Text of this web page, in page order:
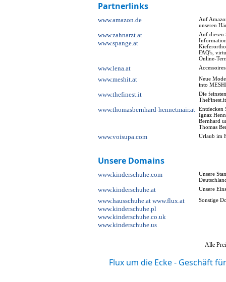
Partnerlinks
www.amazon.de
Auf
unseren
www.zahnarzt.at
www.spange.at
Auf diesen
FAQ's,
Online-
www.lena.at
www.meshit.at
Neue
into
www.thefinest.it
Die
www.thomasbernhard-hennetmair.at Entdecken
Ignaz
Bernhard
Thomas
www.voisupa.com Urlaub im
Unsere Domains
www.kinderschuhe.com
Unsere
www.kinderschuhe.at Unsere
www.hausschuhe.at www.flux.at
www.kinderschuhe.pl
www.kinderschuhe.co.uk
www.kinderschuhe.us
Sonstige
Alle
Flux um die Ecke - Geschäft